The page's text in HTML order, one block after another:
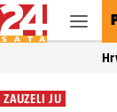
ZAUZELI JU